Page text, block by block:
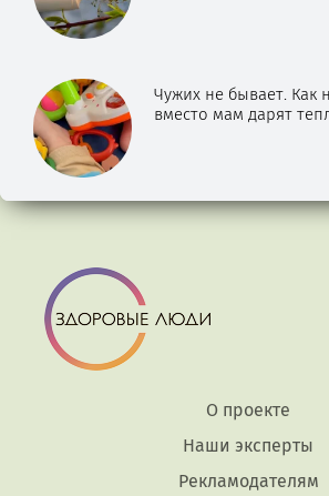
Чужих не бывает. Как
вместо мам дарят
О проекте
Наши эксперты
Рекламодателям